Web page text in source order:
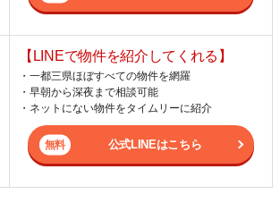
【LINEで物件を紹介してくれる】
・一都三県ほぼすべての物件を網羅
・早朝から深夜まで相談可能
・ネットにない物件をタイムリーに紹介
公式LINEはこちら